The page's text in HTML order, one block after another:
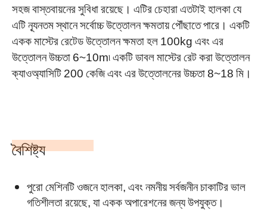
সহজ বাস্তবায়নের সুবিধা রয়েছে। এটির চেহারা এতটাই হালকা যে
এটি ন্যূনতম স্থানে সর্বোচ্চ উত্তোলন ক্ষমতায় পৌঁছাতে পারে। একটি
একক মাস্টের রেটেড উত্তোলন ক্ষমতা হল 100kg এবং এর
উত্তোলন উচ্চতা 6~10m৷ একটি ডাবল মাস্টের রেট করা উত্তোলন
ক্যাওঅ্যাসিটি 200 কেজি এবং এর উত্তোলনের উচ্চতা 8~18 মি।
বৈশিষ্ট্য
পুরো মেশিনটি ওজনে হালকা, এবং নমনীয় সর্বজনীন চাকাটির ভাল
গতিশীলতা রয়েছে, যা একক অপারেশনের জন্য উপযুক্ত।